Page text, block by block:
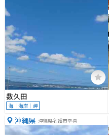
数久田
海｜海岸｜岬
沖縄県 沖縄県名護市幸喜